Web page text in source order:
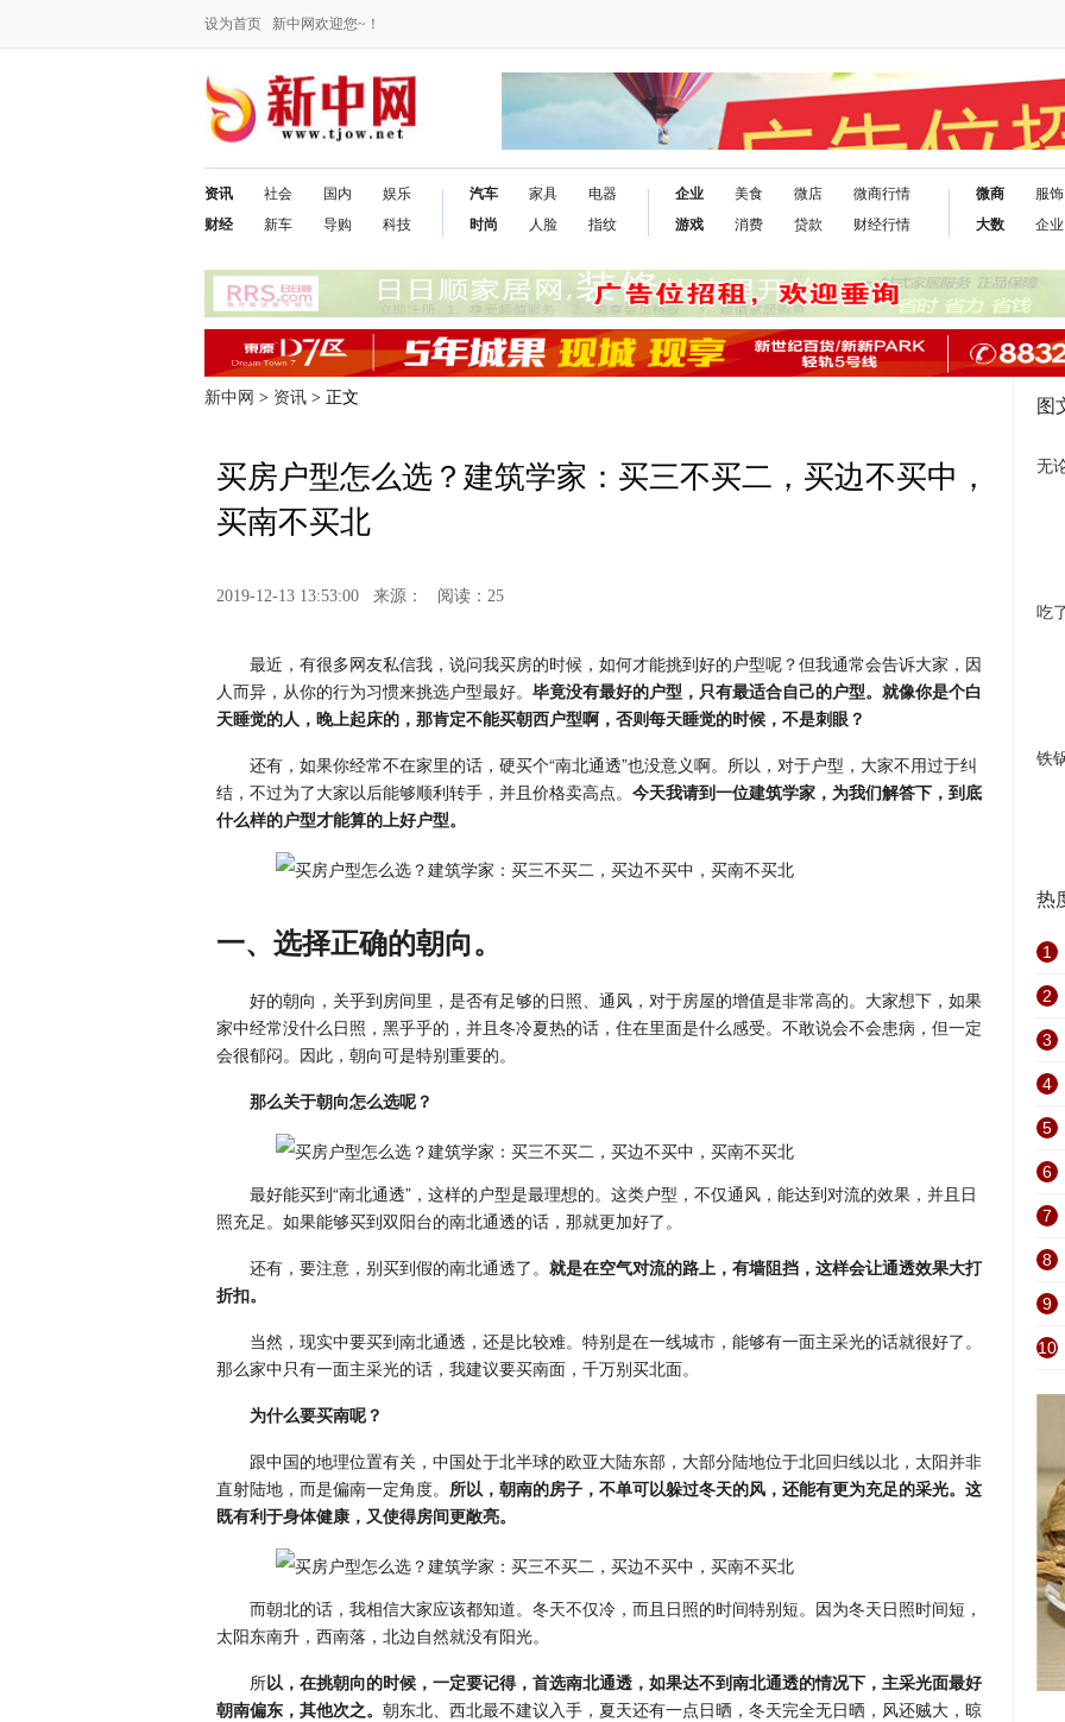
设为首页 新中网欢迎您~！
资讯
财经
社会
新车
国内
导购
娱乐
科技
汽车
时尚
家具
人脸
电器
指纹
企业
游戏
美食
消费
微店
贷款
微商行情
财经行情
微商
大数
服饰
企业
新中网 > 资讯 > 正文
买房户型怎么选？建筑学家：买三不买二，买边不买中，
买南不买北
2019-12-13 13:53:00 来源： 阅读：25
最近，有很多网友私信我，说问我买房的时候，如何才能挑到好的户型呢？但我通常会告诉大家，因
人而异，从你的行为习惯来挑选户型最好。 毕竟没有最好的户型，只有最适合自己的户型。就像你是个白
天睡觉的人，晚上起床的，那肯定不能买朝西户型啊，否则每天睡觉的时候，不是刺眼？
还有，如果你经常不在家里的话，硬买个“南北通透”也没意义啊。所以，对于户型，大家不用过于纠
结，不过为了大家以后能够顺利转手，并且价格卖高点。 今天我请到一位建筑学家，为我们解答下，到底
什么样的户型才能算的上好户型。
一、选择正确的朝向。
好的朝向，关乎到房间里，是否有足够的日照、通风，对于房屋的增值是非常高的。大家想下，如果
家中经常没什么日照，黑乎乎的，并且冬冷夏热的话，住在里面是什么感受。不敢说会不会患病，但一定
会很郁闷。因此，朝向可是特别重要的。
那么关于朝向怎么选呢？
最好能买到“南北通透”，这样的户型是最理想的。这类户型，不仅通风，能达到对流的效果，并且日
照充足。如果能够买到双阳台的南北通透的话，那就更加好了。
还有，要注意，别买到假的南北通透了。 就是在空气对流的路上，有墙阻挡，这样会让通透效果大打
折扣。
当然，现实中要买到南北通透，还是比较难。特别是在一线城市，能够有一面主采光的话就很好了。
那么家中只有一面主采光的话，我建议要买南面，千万别买北面。
为什么要买南呢？
跟中国的地理位置有关，中国处于北半球的欧亚大陆东部，大部分陆地位于北回归线以北，太阳并非
直射陆地，而是偏南一定角度。 所以，朝南的房子，不单可以躲过冬天的风，还能有更为充足的采光。这
既有利于身体健康，又使得房间更敞亮。
而朝北的话，我相信大家应该都知道。冬天不仅冷，而且日照的时间特别短。因为冬天日照时间短，
太阳东南升，西南落，北边自然就没有阳光。
所以，在挑朝向的时候，一定要记得，首选南北通透，如果达不到南北通透的情况下，主采光面最好
朝南偏东，其他次之。 朝东北、西北最不建议入手，夏天还有一点日晒，冬天完全无日晒，风还贼大，晾
图
无
吃
铁
热
1
2
3
4
5
6
7
8
9
10